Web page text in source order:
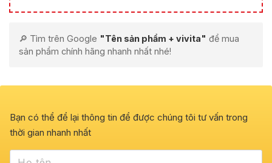
🔎 Tìm trên Google "Tên sản phẩm + vivita" để mua
sản phẩm chính hãng nhanh nhất nhé!
Bạn có thể để lại thông tin để được chúng tôi tư vấn trong
thời gian nhanh nhất